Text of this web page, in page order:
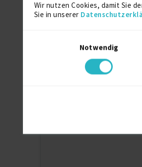
Wir nutzen Cookies, damit Sie
Sie in unserer
Notwendig
Als